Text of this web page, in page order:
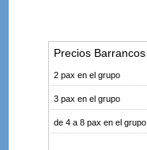
Precios Barrancos
2 pax en el grupo
3 pax en el grupo
de 4 a 8 pax en el grupo